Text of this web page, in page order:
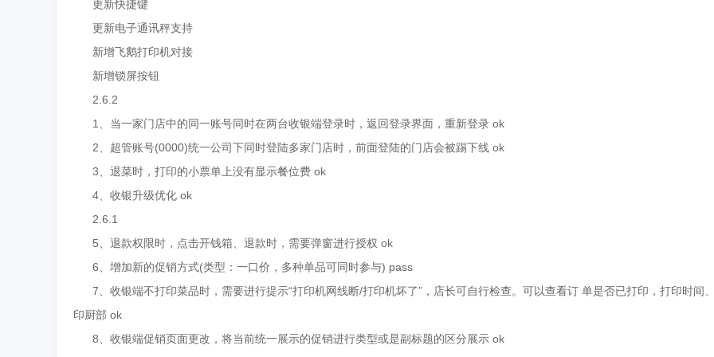
更新快捷键
更新电子通讯秤支持
新增飞鹅打印机对接
新增锁屏按钮
2.6.2
1、当一家门店中的同一账号同时在两台收银端登录时，返回登录界面，重新登录 ok
2、超管账号(0000)统一公司下同时登陆多家门店时，前面登陆的门店会被踢下线 ok
3、退菜时，打印的小票单上没有显示餐位费 ok
4、收银升级优化 ok
2.6.1
5、退款权限时，点击开钱箱、退款时，需要弹窗进行授权 ok
6、增加新的促销方式(类型：一口价，多种单品可同时参与) pass
7、收银端不打印菜品时，需要进行提示“打印机网线断/打印机坏了”，店长可自行检查。可以查看订 单是否已打印，打印时间
印厨部 ok
8、收银端促销页面更改，将当前统一展示的促销进行类型或是副标题的区分展示 ok